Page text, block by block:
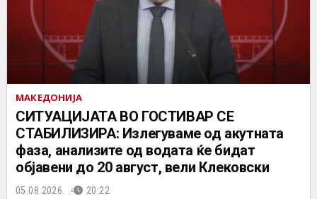
МАКЕДОНИЈА
СИТУАЦИЈАТА ВО ГОСТИВАР СЕ
СТАБИЛИЗИРА: Излегуваме од акутната
фаза, анализите од водата ќе бидат
објавени до 20 август, вели Клековски
05.08.2026. 20:22